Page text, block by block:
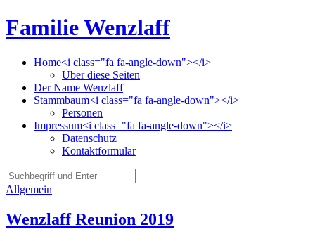
Familie Wenzlaff
Home<i class="fa fa-angle-down"></i>
Über diese Seiten
Der Name Wenzlaff
Stammbaum<i class="fa fa-angle-down"></i>
Personen
Impressum<i class="fa fa-angle-down"></i>
Datenschutz
Kontaktformular
Allgemein
Wenzlaff Reunion 2019